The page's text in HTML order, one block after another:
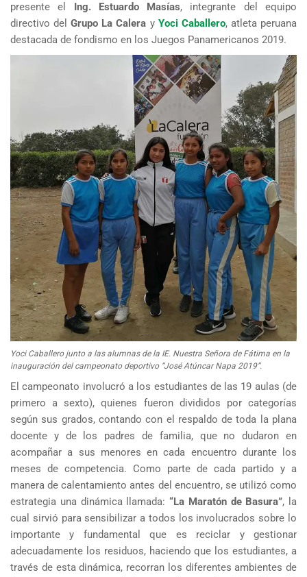
presente el Ing. Estuardo Masías, integrante del equipo
directivo delGrupo La Calera y Yoci Caballero, atleta peruana
destacada de fondismo en los Juegos Panamericanos 2019.
Yoci Caballero junto a las alumnas de la IE. Nuestra Señora de Fátima en la
inauguración del campeonato deportivo “José Atúncar Napa 2019”.
El campeonato involucró a los estudiantes de las 19 aulas (de
primero a sexto), quienes fueron divididos por categorías
según sus grados, contando con el respaldo de toda la plana
docente y de los padres de familia, que no dudaron en
acompañar a sus menores en cada encuentro durante los
meses de competencia. Como parte de cada partido y a
manera de calentamiento antes del encuentro, se utilizó como
estrategia una dinámica llamada: “La Maratón de Basura”, la
cual sirvió para sensibilizar a todos los involucrados sobre lo
importante y fundamental que es reciclar y gestionar
adecuadamente los residuos, haciendo que los estudiantes, a
través de esta dinámica, recorran los diferentes ambientes de